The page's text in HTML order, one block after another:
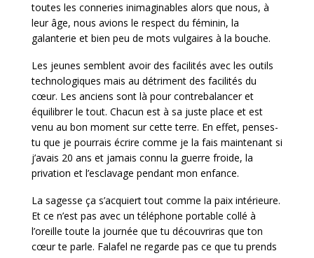
toutes les conneries inimaginables alors que nous, à
leur âge, nous avions le respect du féminin, la
galanterie et bien peu de mots vulgaires à la bouche.
Les jeunes semblent avoir des facilités avec les outils
technologiques mais au détriment des facilités du
cœur. Les anciens sont là pour contrebalancer et
équilibrer le tout. Chacun est à sa juste place et est
venu au bon moment sur cette terre. En effet, penses-
tu que je pourrais écrire comme je la fais maintenant si
j’avais 20 ans et jamais connu la guerre froide, la
privation et l’esclavage pendant mon enfance.
La sagesse ça s’acquiert tout comme la paix intérieure.
Et ce n’est pas avec un téléphone portable collé à
l’oreille toute la journée que tu découvriras que ton
cœur te parle. Falafel ne regarde pas ce que tu prends